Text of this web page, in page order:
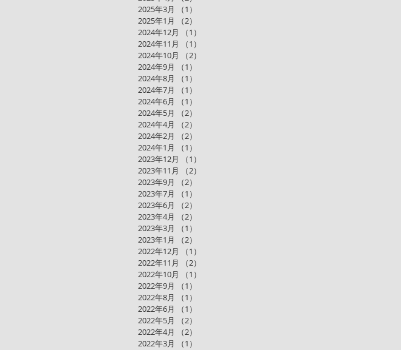
2025年3月
（1）
2025年1月
（2）
2024年12月
（1）
2024年11月
（1）
2024年10月
（2）
2024年9月
（1）
2024年8月
（1）
2024年7月
（1）
2024年6月
（1）
2024年5月
（2）
2024年4月
（2）
2024年2月
（2）
2024年1月
（1）
2023年12月
（1）
2023年11月
（2）
2023年9月
（2）
2023年7月
（1）
2023年6月
（2）
2023年4月
（2）
2023年3月
（1）
2023年1月
（2）
2022年12月
（1）
2022年11月
（2）
2022年10月
（1）
2022年9月
（1）
2022年8月
（1）
2022年6月
（1）
2022年5月
（2）
2022年4月
（2）
2022年3月
（1）